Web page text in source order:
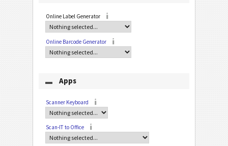
Online Label Generator
Online Barcode Generator
Apps
Scanner Keyboard
Scan-IT to Office